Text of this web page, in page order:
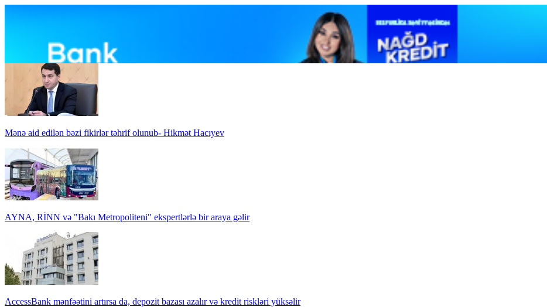
Mənə aid edilən bəzi fikirlər təhrif olunub- Hikmət Hacıyev
AYNA, RİNN və "Bakı Metropoliteni" ekspertlərlə bir araya gəlir
AccessBank mənfəətini artırsa da, depozit bazası azalır və kredit riskləri yüksəlir